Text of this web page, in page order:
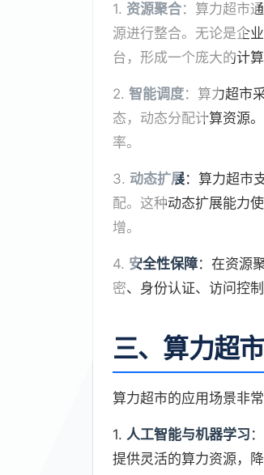
1. 资源聚合：算力超市
源进行整合。无论是企
台，形成一个庞大的计算
2. 智能调度：算力超市
态，动态分配计算资源
率。
3. 动态扩展：算力超市
配。这种动态扩展能力
增。
4. 安全性保障：在资源
密、身份认证、访问控
三、算力超
算力超市的应用场景非
1. 人工智能与机器学习
提供灵活的算力资源，